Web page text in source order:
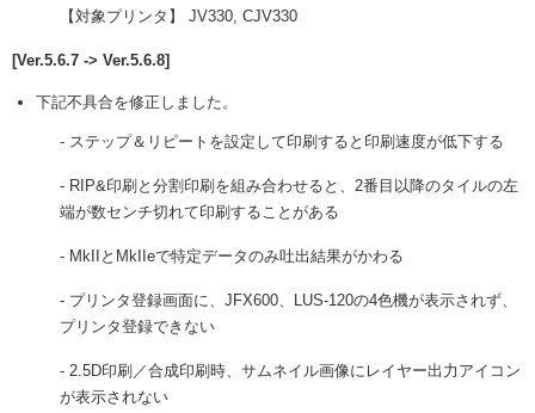
【対象プリンタ】 JV330, CJV330
[Ver.5.6.7 -> Ver.5.6.8]
下記不具合を修正しました。
- ステップ＆リピートを設定して印刷すると印刷速度が低下する
- RIP&印刷と分割印刷を組み合わせると、2番目以降のタイルの左
端が数センチ切れて印刷することがある
- MkIIとMkIIeで特定データのみ吐出結果がかわる
- プリンタ登録画面に、JFX600、LUS-120の4色機が表示されず、
プリンタ登録できない
- 2.5D印刷／合成印刷時、サムネイル画像にレイヤー出力アイコン
が表示されない